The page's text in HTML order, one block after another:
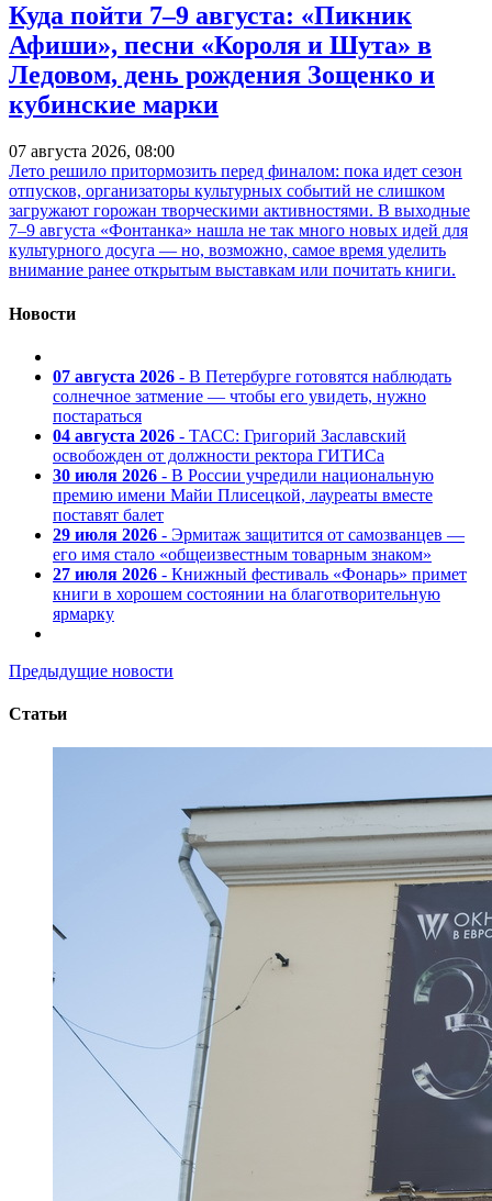
Куда пойти 7–9 августа: «Пикник
Афиши», песни «Короля и Шута» в
Ледовом, день рождения Зощенко и
кубинские марки
07 августа 2026, 08:00
Лето решило притормозить перед финалом: пока идет сезон
отпусков, организаторы культурных событий не слишком
загружают горожан творческими активностями. В выходные
7–9 августа «Фонтанка» нашла не так много новых идей для
культурного досуга — но, возможно, самое время уделить
внимание ранее открытым выставкам или почитать книги.
Новости
07 августа 2026 - В Петербурге готовятся наблюдать
солнечное затмение — чтобы его увидеть, нужно
постараться
04 августа 2026 - ТАСС: Григорий Заславский
освобожден от должности ректора ГИТИСа
30 июля 2026 - В России учредили национальную
премию имени Майи Плисецкой, лауреаты вместе
поставят балет
29 июля 2026 - Эрмитаж защитится от самозванцев —
его имя стало «общеизвестным товарным знаком»
27 июля 2026 - Книжный фестиваль «Фонарь» примет
книги в хорошем состоянии на благотворительную
ярмарку
Предыдущие новости
Статьи